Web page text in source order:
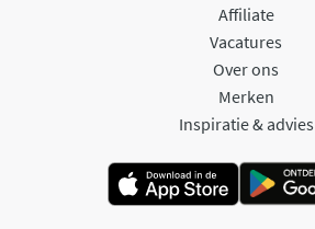
Affiliate
Vacatures
Over ons
Merken
Inspiratie & advies